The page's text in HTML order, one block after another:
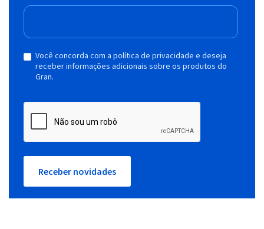
Você concorda com a política de privacidade e deseja
receber informações adicionais sobre os produtos do
Gran.
Receber novidades